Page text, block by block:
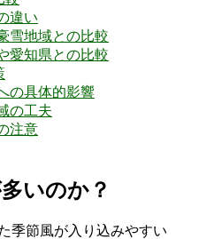
違い
雪地域との比較
愛知県との比較
の具体的影響
の工夫
注意
いのか？
季節風が入り込みやすい